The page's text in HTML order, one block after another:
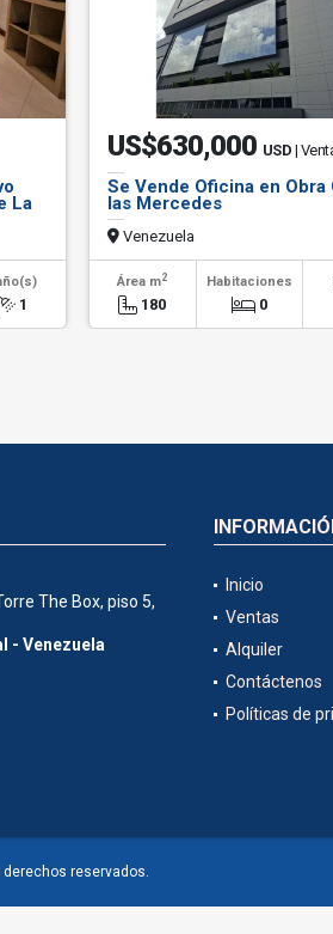
La
1
US$630,000 USD |
Se Vende Oficina en Obra
las Mercedes
Venezuela
Área m2
180
Habitaciones
0
The Box, piso 5,
- Venezuela
Inicio
Ventas
Alquiler
Contáctenos
Políticas de
reservados.